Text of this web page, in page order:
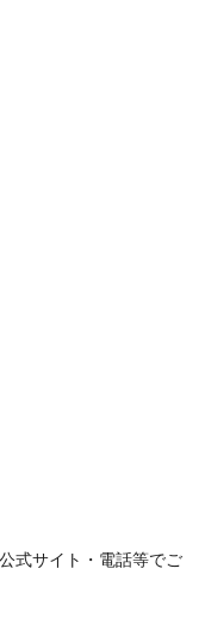
式サイト・電話等でご